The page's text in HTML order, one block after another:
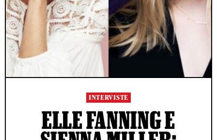
INTERVISTE
ELLE FANNING E